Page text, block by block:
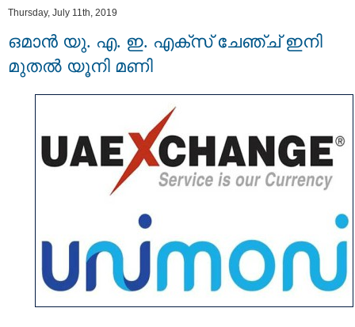
Thursday, July 11th, 2019
ഒമാൻ യു. എ. ഇ. എക്സ് ചേഞ്ച് ഇനി
മുതൽ യൂനി മണി